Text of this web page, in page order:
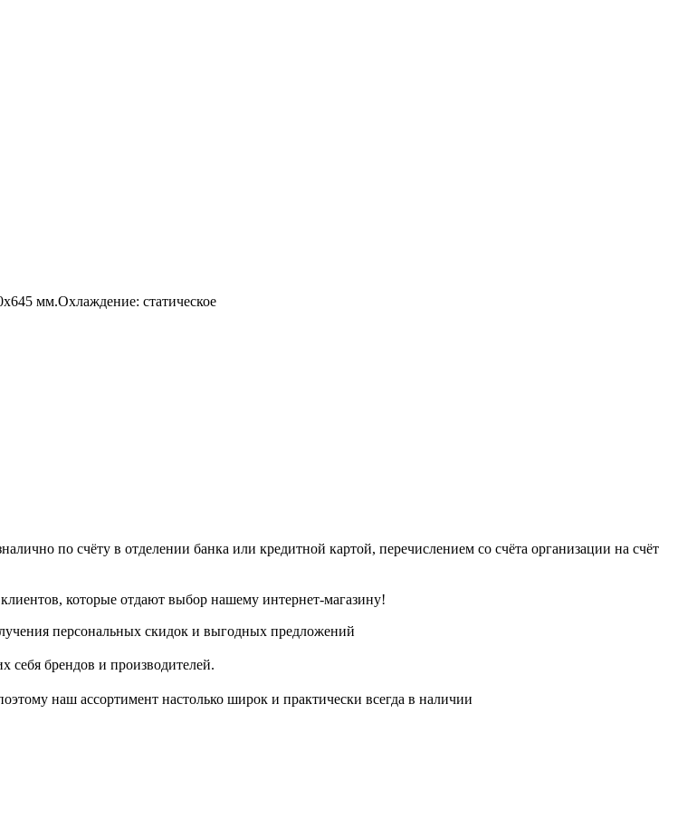
мм.Охлаждение: статическое
по счёту в отделении банка или кредитной картой, перечислением со счёта организации на счёт
которые отдают выбор нашему интернет-магазину!
персональных скидок и выгодных предложений
себя брендов и производителей.
наш ассортимент настолько широк и практически всегда в наличии